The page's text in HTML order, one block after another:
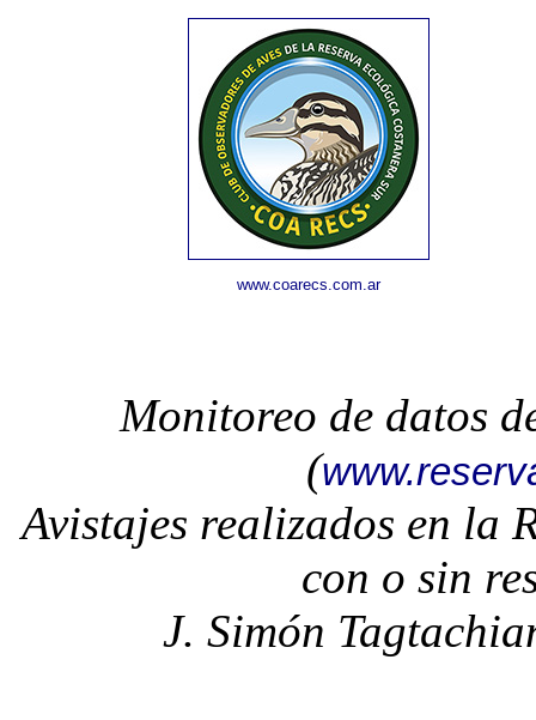
www.coarecs.com.ar
Monitoreo de datos
(
Avistajes realizados en la
con o sin
J. Simón